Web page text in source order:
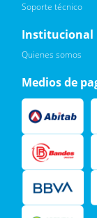
Leí, soy
mis datos
Soporte técnico
Institucional
Quienes somos
Medios de